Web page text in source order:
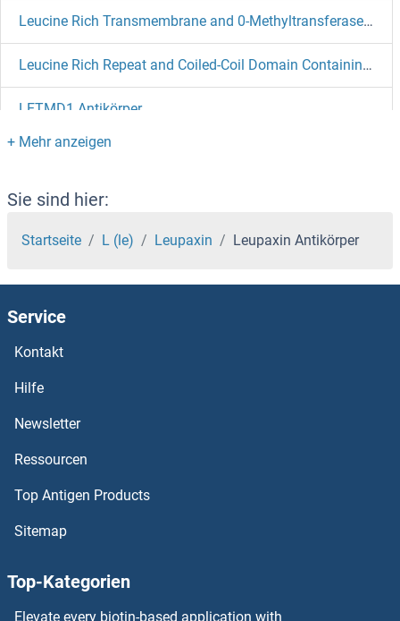
Leucine Rich Transmembrane and 0-Methyltransferase Domain Containing Antikörper
Leucine Rich Repeat and Coiled-Coil Domain Containing 1 Antikörper
LETMD1 Antikörper
LETM2 Antikörper
LETM1 Antikörper
Leptin Receptor Antikörper
Leptin Antikörper
LEPROTL1 Antikörper
LEPREL2 Antikörper
LEPREL1 Antikörper
Leprecan-Like 4 Antikörper
LEO1 Antikörper
Sie sind hier:
Startseite L (le) Leupaxin Leupaxin Antikörper
Service
Kontakt
Hilfe
Newsletter
Ressourcen
Top Antigen Products
Sitemap
Top-Kategorien
Elevate every biotin-based application with